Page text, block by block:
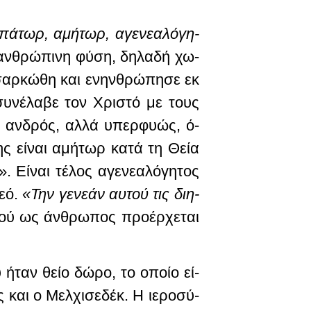
α­μή­τωρ, α­γε­νε­α­λό­γη­
φύ­ση, δη­λα­δή χω­
και ε­νην­θρώπη­σε εκ
τον Χρι­στό με τους
αν­δρός, αλ­λά υ­περ­φυ­ώς, ό­
εί­ναι α­μή­τωρ κα­τά τη Θεί­α
τέ­λος α­γε­νε­α­λό­γη­τος
«Την γε­νε­άν αυτού τις δι­η­
ως άν­θρω­πος προ­έρ­χε­ται
ή­ταν θεί­ο δώ­ρο, το ο­ποί­ο εί­
και ο Μελ­χι­σε­δέκ. Η ιε­ρο­σύ­